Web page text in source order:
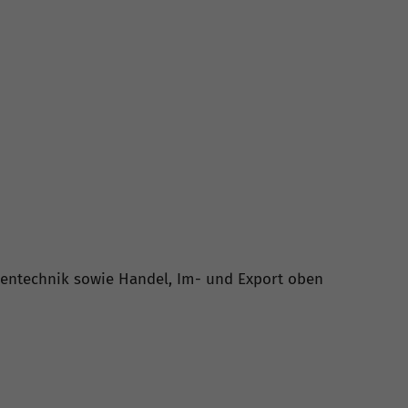
sowie Handel, Im- und Export oben